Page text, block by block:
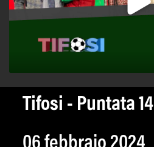
Tifosi - Puntata 14